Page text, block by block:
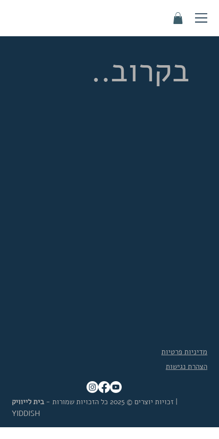
בקרוב..
מדיניות פרטיות
הצהרת נגישות
זכויות יוצרים © 2025 כל הזכויות שמורות - בית לייוויק
|
YIDDISH